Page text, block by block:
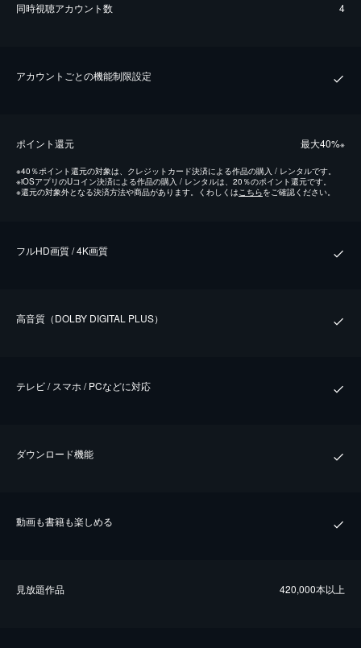
同時視聴アカウント数 4
アカウントごとの機能制限設定
ポイント還元 最⼤40%※
※40％ポイント還元の対象は、クレジットカード決済による作品の購入 / レンタルです。
※iOSアプリのUコイン決済による作品の購入 / レンタルは、20％のポイント還元です。
※還元の対象外となる決済方法や商品があります。くわしくはこちらをご確認ください。
フルHD画質 / 4K画質
⾼⾳質（DOLBY DIGITAL PLUS）
テレビ / スマホ / PCなどに対応
ダウンロード機能
動画も書籍も楽しめる
⾒放題作品 420,000本以上